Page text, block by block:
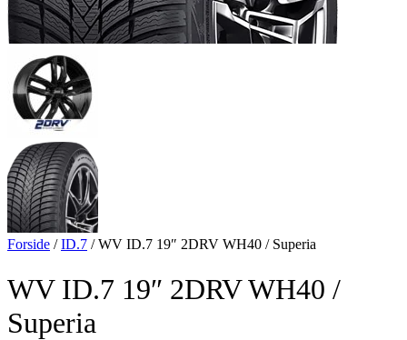
Forside /ID.7 /WV ID.7 19″ 2DRV WH40 / Superia
WV ID.7 19″ 2DRV WH40 /
Superia